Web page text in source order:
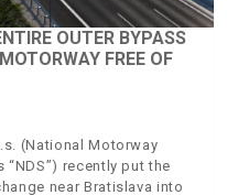
OUTER BYPASS
FREE OF
(National Motorway
recently put the
near Bratislava into